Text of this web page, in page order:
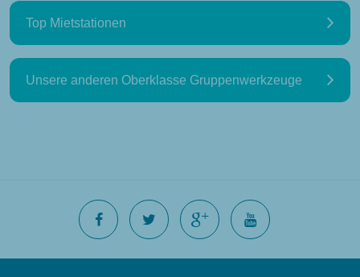
Top Mietstationen
Unsere anderen Oberklasse Gruppenwerkzeuge